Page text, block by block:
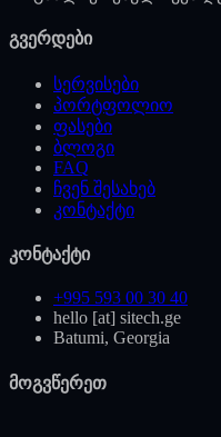
გვერდები
სერვისები
პორტფოლიო
ფასები
ბლოგი
FAQ
ჩვენ შესახებ
კონტაქტი
კონტაქტი
+995 593 00 30 40
hello [at] sitech.ge
Batumi, Georgia
მოგვწერეთ